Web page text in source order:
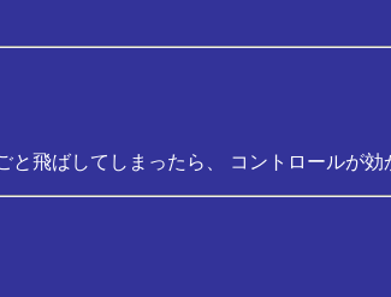
と飛ばしてしまったら、 コントロールが